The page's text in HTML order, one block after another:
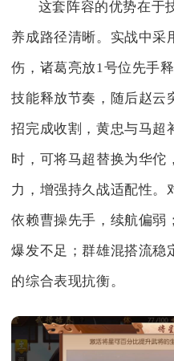
这套阵容的优势在于
养成路径清晰。实战中采
伤，诸葛亮放1号位先手
技能释放节奏，随后赵云
招完成收割，黄忠与马超
时，可将马超替换为华佗
力，增强持久战适配性。
依赖曹操先手，续航偏弱
爆发不足；群雄混搭流稳
的综合表现抗衡。